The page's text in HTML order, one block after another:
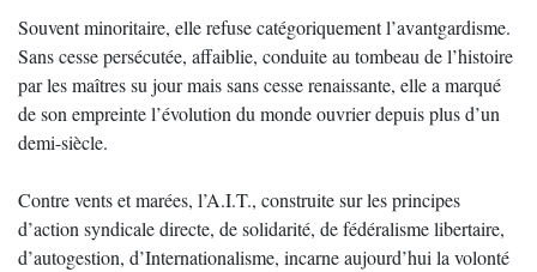
Souvent minoritaire, elle refuse catégoriquement l’avantgardisme.
Sans cesse persécutée, affaiblie, conduite au tombeau de l’histoire
par les maîtres su jour mais sans cesse renaissante, elle a marqué
de son empreinte l’évolution du monde ouvrier depuis plus d’un
demi-siècle.
Contre vents et marées, l’A.I.T., construite sur les principes
d’action syndicale directe, de solidarité, de fédéralisme libertaire,
d’autogestion, d’Internationalisme, incarne aujourd’hui la volonté